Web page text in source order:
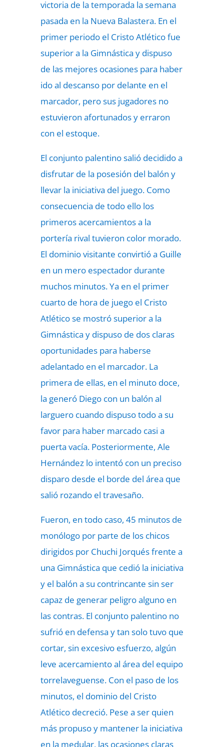
victoria de la temporada la semana
pasada en la Nueva Balastera. En el
primer periodo el Cristo Atlético fue
superior a la Gimnástica y dispuso
de las mejores ocasiones para haber
ido al descanso por delante en el
marcador, pero sus jugadores no
estuvieron afortunados y erraron
con el estoque.
El conjunto palentino salió decidido a
disfrutar de la posesión del balón y
llevar la iniciativa del juego. Como
consecuencia de todo ello los
primeros acercamientos a la
portería rival tuvieron color morado.
El dominio visitante convirtió a Guille
en un mero espectador durante
muchos minutos. Ya en el primer
cuarto de hora de juego el Cristo
Atlético se mostró superior a la
Gimnástica y dispuso de dos claras
oportunidades para haberse
adelantado en el marcador. La
primera de ellas, en el minuto doce,
la generó Diego con un balón al
larguero cuando dispuso todo a su
favor para haber marcado casi a
puerta vacía. Posteriormente, Ale
Hernández lo intentó con un preciso
disparo desde el borde del área que
salió rozando el travesaño.
Fueron, en todo caso, 45 minutos de
monólogo por parte de los chicos
dirigidos por Chuchi Jorqués frente a
una Gimnástica que cedió la iniciativa
y el balón a su contrincante sin ser
capaz de generar peligro alguno en
las contras. El conjunto palentino no
sufrió en defensa y tan solo tuvo que
cortar, sin excesivo esfuerzo, algún
leve acercamiento al área del equipo
torrelaveguense. Con el paso de los
minutos, el dominio del Cristo
Atlético decreció. Pese a ser quien
más propuso y mantener la iniciativa
en la medular, las ocasiones claras